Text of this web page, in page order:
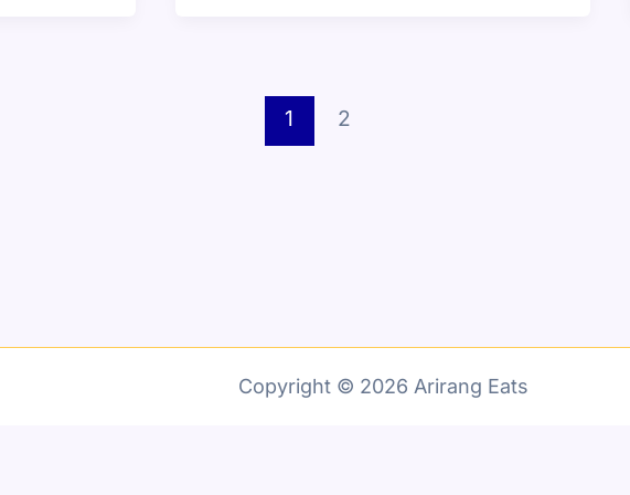
1 2
Copyright © 2026 Arirang Eats